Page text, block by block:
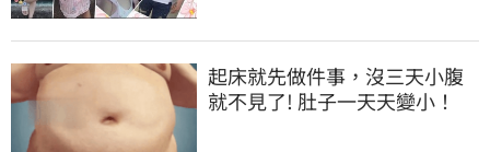
起床就先做件事，沒三天小腹
就不見了! 肚子一天天變小！